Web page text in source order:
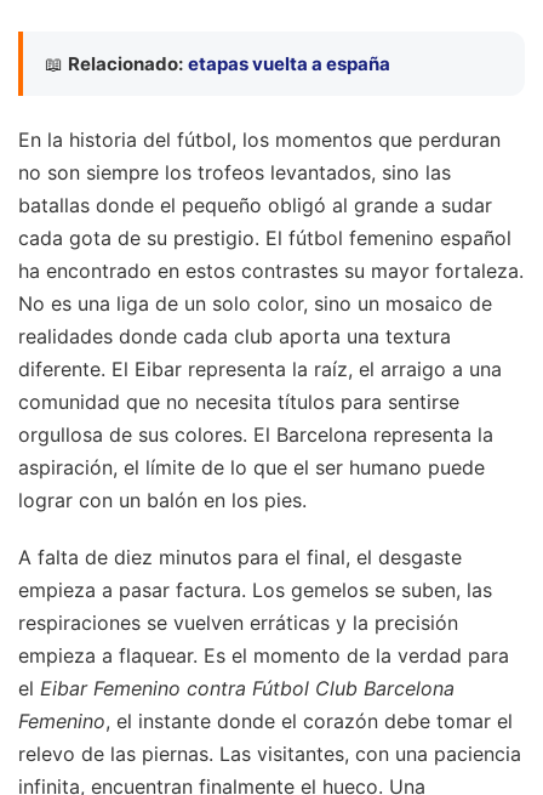
📖 Relacionado: etapas vuelta a españa
En la historia del fútbol, los momentos que perduran
no son siempre los trofeos levantados, sino las
batallas donde el pequeño obligó al grande a sudar
cada gota de su prestigio. El fútbol femenino español
ha encontrado en estos contrastes su mayor fortaleza.
No es una liga de un solo color, sino un mosaico de
realidades donde cada club aporta una textura
diferente. El Eibar representa la raíz, el arraigo a una
comunidad que no necesita títulos para sentirse
orgullosa de sus colores. El Barcelona representa la
aspiración, el límite de lo que el ser humano puede
lograr con un balón en los pies.
A falta de diez minutos para el final, el desgaste
empieza a pasar factura. Los gemelos se suben, las
respiraciones se vuelven erráticas y la precisión
empieza a flaquear. Es el momento de la verdad para
el Eibar Femenino contra Fútbol Club Barcelona
Femenino, el instante donde el corazón debe tomar el
relevo de las piernas. Las visitantes, con una paciencia
infinita, encuentran finalmente el hueco. Una